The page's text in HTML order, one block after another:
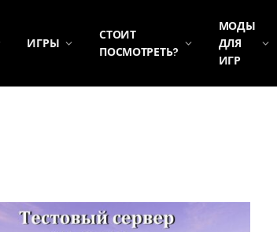
ИГРЫ
СТОИТ
ПОСМОТРЕТЬ?
МОДЫ
ДЛЯ
ИГР